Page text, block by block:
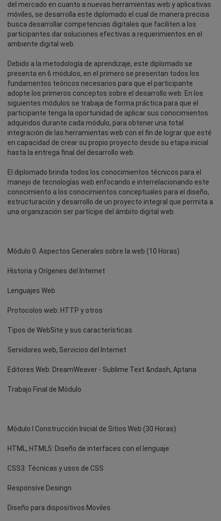
del mercado en cuanto a nuevas herramientas web y aplicativas
móviles, se desarrolla este diplomado el cual de manera precisa
busca desarrollar competencias digitales que faciliten a los
participantes dar soluciones efectivas a requerimientos en el
ambiente digital web.
Debido a la metodología de aprendizaje, este diplomado se
presenta en 6 módulos, en el primero se presentan todos los
fundamentos teóricos necesarios para que el participante
adopte los primeros conceptos sobre el desarrollo web. En los
siguientes módulos se trabaja de forma práctica para que el
participante tenga la oportunidad de aplicar sus conocimientos
adquiridos durante cada módulo, para obtener una total
integración de las herramientas web con el fin de lograr que esté
en capacidad de crear su propio proyecto desde su etapa inicial
hasta la entrega final del desarrollo web.
El diplomado brinda todos los conocimientos técnicos para el
manejo de tecnologías web enfocando e interrelacionando este
conocimiento a los conocimientos conceptuales para el diseño,
estructuración y desarrollo de un proyecto integral que permita a
una organización ser partícipe del ámbito digital web.
Módulo 0. Aspectos Generales sobre la web (10 Horas)
Historia y Orígenes del Internet
Lenguajes Web
Protocolos web: HTTP y otros
Tipos de WebSite y sus características
Servidores web, Servicios del Internet
Editores Web: DreamWeaver - Sublime Text &ndash, Aptana
Trabajo Final de Módulo
Módulo I Construcción Inicial de Sitios Web (30 Horas)
HTML, HTML5: Diseño de interfaces con el lenguaje
CSS3: Técnicas y usos de CSS
Responsive Desingn
Diseño para dispositivos Moviles